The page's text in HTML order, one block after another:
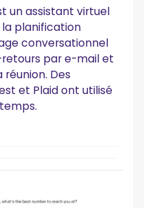
un assistant virtuel
la planification
conversationnel
par e-mail et
Des
et Plaid ont utilisé